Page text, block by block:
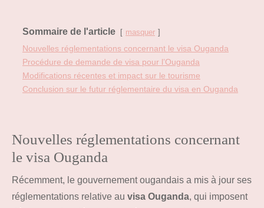
Sommaire de l'article masquer
Nouvelles réglementations concernant le visa Ouganda
Procédure de demande de visa pour l’Ouganda
Modifications récentes et impact sur le tourisme
Conclusion sur le futur réglementaire du visa en Ouganda
Nouvelles réglementations concernant
le visa Ouganda
Récemment, le gouvernement ougandais a mis à jour ses
réglementations relative au visa Ouganda, qui imposent